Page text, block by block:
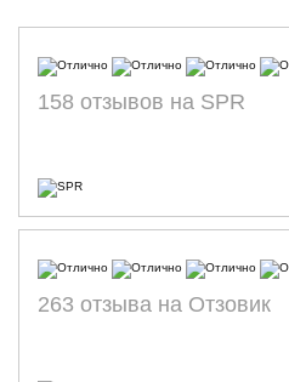
158 отзывов на SPR
263 отзыва на Отзовик